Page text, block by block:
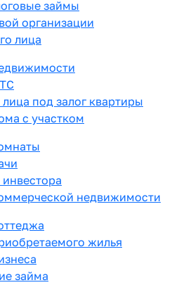
займы
организации
лица
под залог квартиры
с участком
недвижимости
жилья
займа